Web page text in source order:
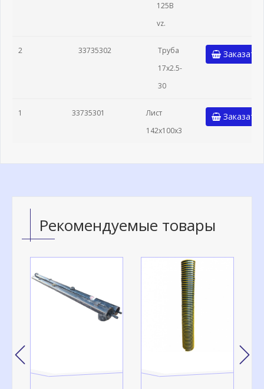
125B
vz.
2 33735302
Труба
17x2.5-
30
Заказать
1 33735301
Лист
142x100x3
Заказать
Рекомендуемые товары